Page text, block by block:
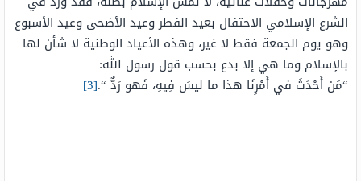
الشرع الإسلامي الاحتفال بعيد الفطر وعيد الأضحى وعيد الأسبوع
وهو يوم الجمعة فقط لا غير، وهذه الأعياد الوطنية لا شأن لها
بالإسلام وما هي إلا بدع بحسب قول رسول الله:
“مَن أَحْدَثَ في أَمْرِنَا هذا ما ليسَ فِيهِ، فَهو رَدٌّ “.[3]